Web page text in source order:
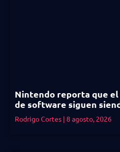
Nintendo reporta que el
de software siguen
Rodrigo Cortes 8 agosto, 2026